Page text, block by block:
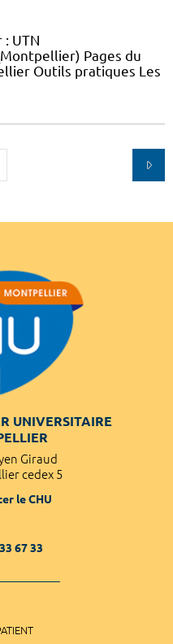
UTN
Pages du
Outils pratiques Les
UNIVERSITAIRE
Giraud
cedex 5
le CHU
67 33